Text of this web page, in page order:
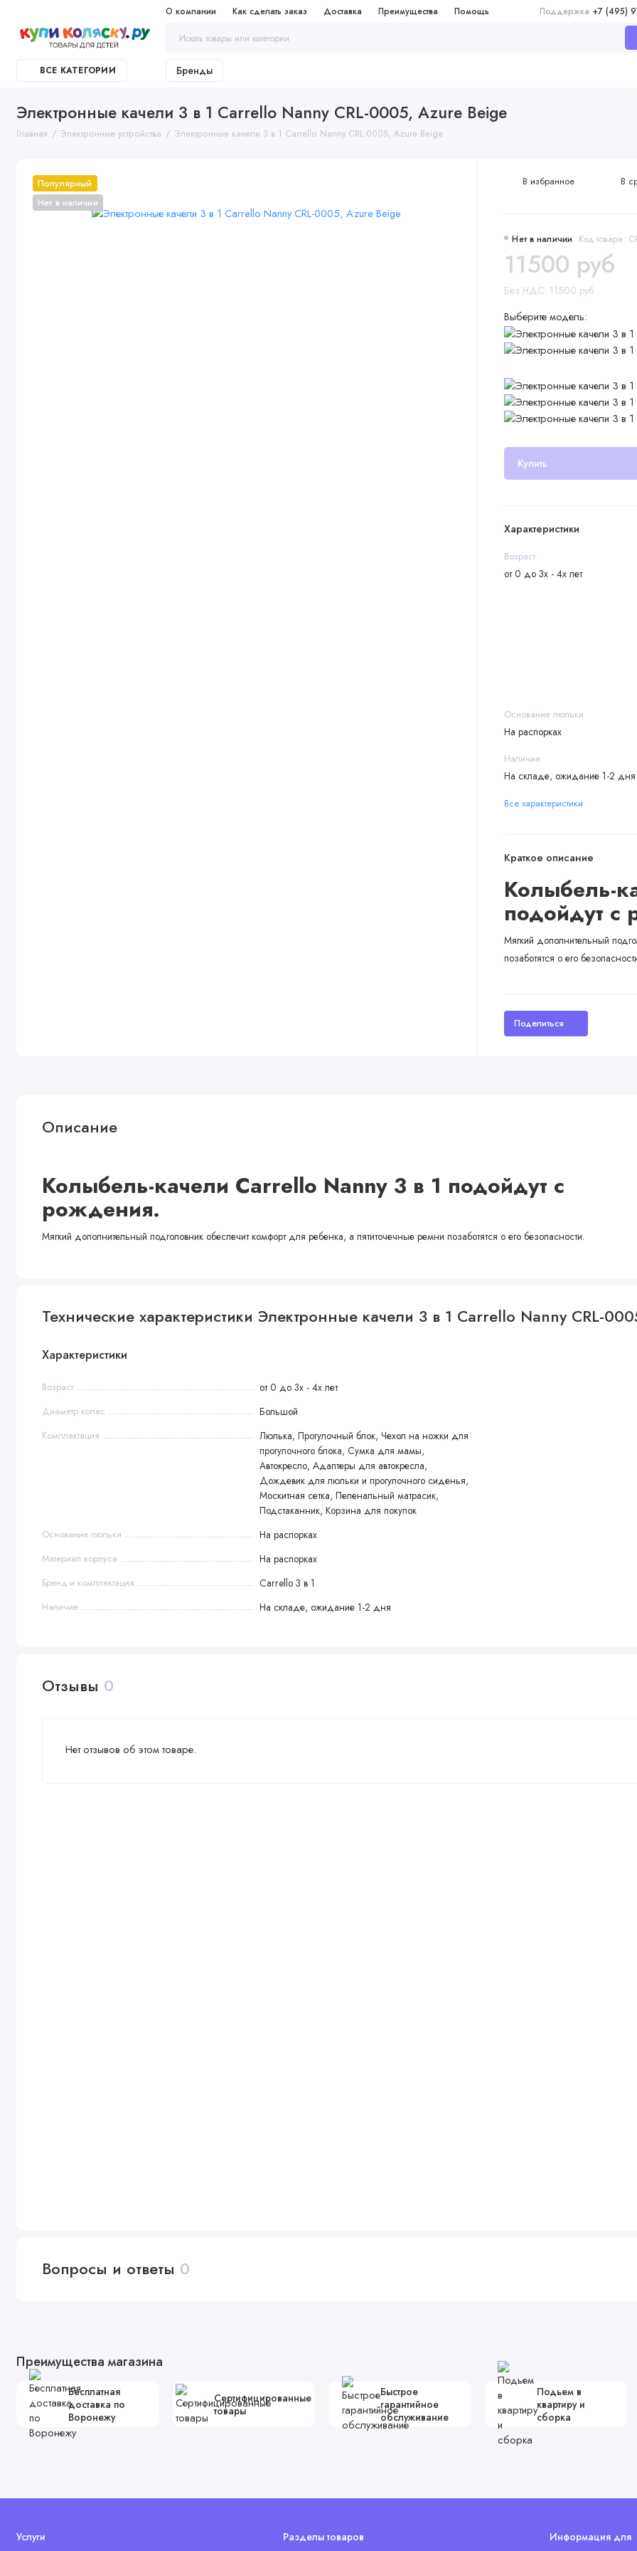
О компании Как сделать заказ Доставка Преимущества Помощь Поддержка +7 (495)
ВСЕ КАТЕГОРИИ Бренды
Электронные качели 3 в 1 Carrello Nanny CRL-0005, Azure Beige
Главная Электронные устройства Электронные качели 3 в 1 Carrello Nanny CRL-0005, Azure Beige
Популярный
Нет в наличии
Нет в наличии Код товара:
11500 руб
Без НДС: 11500 руб
Выберите модель:
Купить
В избранное В
Характеристики
Возраст
от 0 до 3х - 4х лет
Основание люльки
На распорках
Наличие
На складе, ожидание 1-2 дня
Все характеристики
Краткое описание
Колыбель-
подойдут с
Мягкий дополнительный
позаботятся о его
Поделиться
Описание
Колыбель-качели Carrello Nanny 3 в 1 подойдут с
рождения.
Мягкий дополнительный подголовник обеспечит комфорт для ребенка, а пятиточечные ремни позаботятся о его безопасности.
Технические характеристики Электронные качели 3 в 1 Carrello Nanny CRL-
Характеристики
Возраст от 0 до 3х - 4х лет
Диаметр колес Большой
Комплектация
Люлька, Прогулочный блок, Чехол на ножки для
прогулочного блока, Сумка для мамы,
Автокресло, Адаптеры для автокресла,
Дождевик для люльки и прогулочного сиденья,
Москитная сетка, Пеленальный матрасик,
Подстаканник, Корзина для покупок
Основание люльки На распорках
Материал корпуса На распорках
Бренд и комплектация Carrello 3 в 1
Наличие На складе, ожидание 1-2 дня
Отзывы 0
Нет отзывов об этом товаре.
Вопросы и ответы 0
Преимущества магазина
Бесплатная
доставка по
Воронежу
Сертифицированные
товары
Быстрое
гарантийное
обслуживание
Подьем в
квартиру и
сборка
Услуги Разделы товаров Информация для